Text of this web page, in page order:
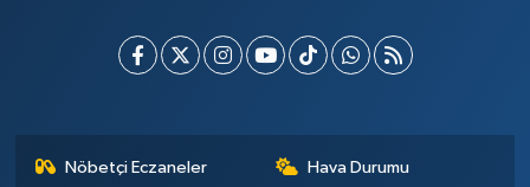
Nöbetçi Eczaneler Hava Durumu